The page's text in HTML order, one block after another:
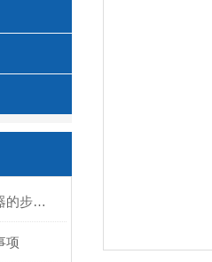
以下是使用护套式电加热器的步骤和注意事项
项